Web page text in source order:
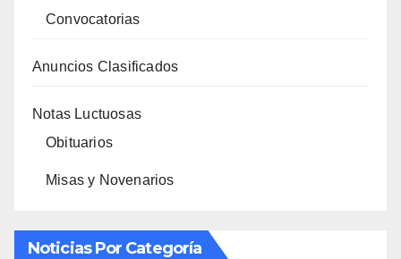
Convocatorias
Anuncios Clasificados
Notas Luctuosas
Obituarios
Misas y Novenarios
Noticias Por Categoría